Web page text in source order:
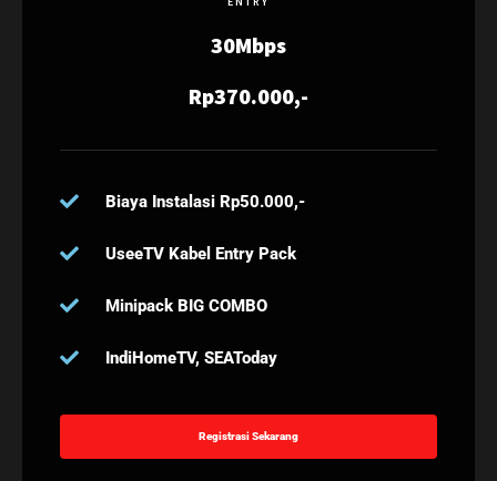
30Mbps
Rp370.000,-
Biaya Instalasi Rp50.000,-
UseeTV Kabel Entry Pack
Minipack BIG COMBO
IndiHomeTV, SEAToday
Registrasi Sekarang